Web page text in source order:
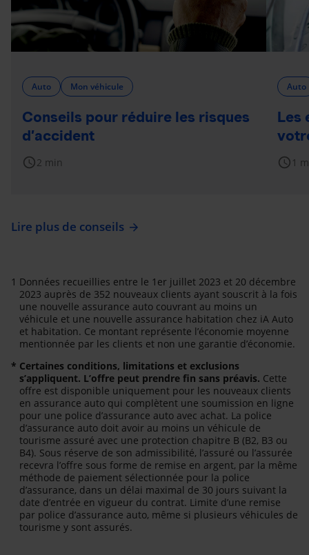
Auto Mon véhicule
Conseils pour réduire les risques
d’accident
schedule2 min
Auto
Les
schedule 1
Lire plus de conseils
1 Données recueillies entre le 1er juillet 2023 et 20 décembre
2023 auprès de 352 nouveaux clients ayant souscrit à la fois
une nouvelle assurance auto couvrant au moins un
véhicule et une nouvelle assurance habitation chez iA Auto
et habitation. Ce montant représente l’économie moyenne
mentionnée par les clients et non une garantie d’économie.
* Certaines conditions, limitations et exclusions
s’appliquent. L’offre peut prendre fin sans préavis. Cette
offre est disponible uniquement pour les nouveaux clients
en assurance auto qui complètent une soumission en ligne
pour une police d’assurance auto avec achat. La police
d’assurance auto doit avoir au moins un véhicule de
tourisme assuré avec une protection chapitre B (B2, B3 ou
B4). Sous réserve de son admissibilité, l’assuré ou l’assurée
recevra l’offre sous forme de remise en argent, par la même
méthode de paiement sélectionnée pour la police
d’assurance, dans un délai maximal de 30 jours suivant la
date d’entrée en vigueur du contrat. Limite d’une remise
par police d’assurance auto, même si plusieurs véhicules de
tourisme y sont assurés.